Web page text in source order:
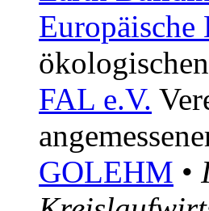
FAL e.V.
GOLEHM •